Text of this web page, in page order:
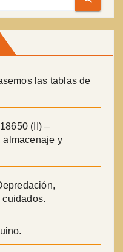
las tablas de
(II) –
almacenaje y